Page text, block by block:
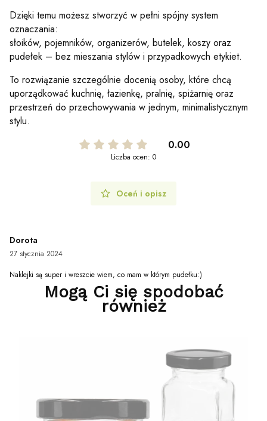
Dzięki temu możesz stworzyć w pełni spójny system
oznaczania:
słoików, pojemników, organizerów, butelek, koszy oraz
pudełek – bez mieszania stylów i przypadkowych etykiet.
To rozwiązanie szczególnie docenią osoby, które chcą
uporządkować kuchnię, łazienkę, pralnię, spiżarnię oraz
przestrzeń do przechowywania w jednym, minimalistycznym
stylu.
0.00
Liczba ocen: 0
Oceń i opisz
Dorota
27 stycznia 2024
Naklejki są super i wreszcie wiem, co mam w którym pudełku:)
Mogą Ci się spodobać
również